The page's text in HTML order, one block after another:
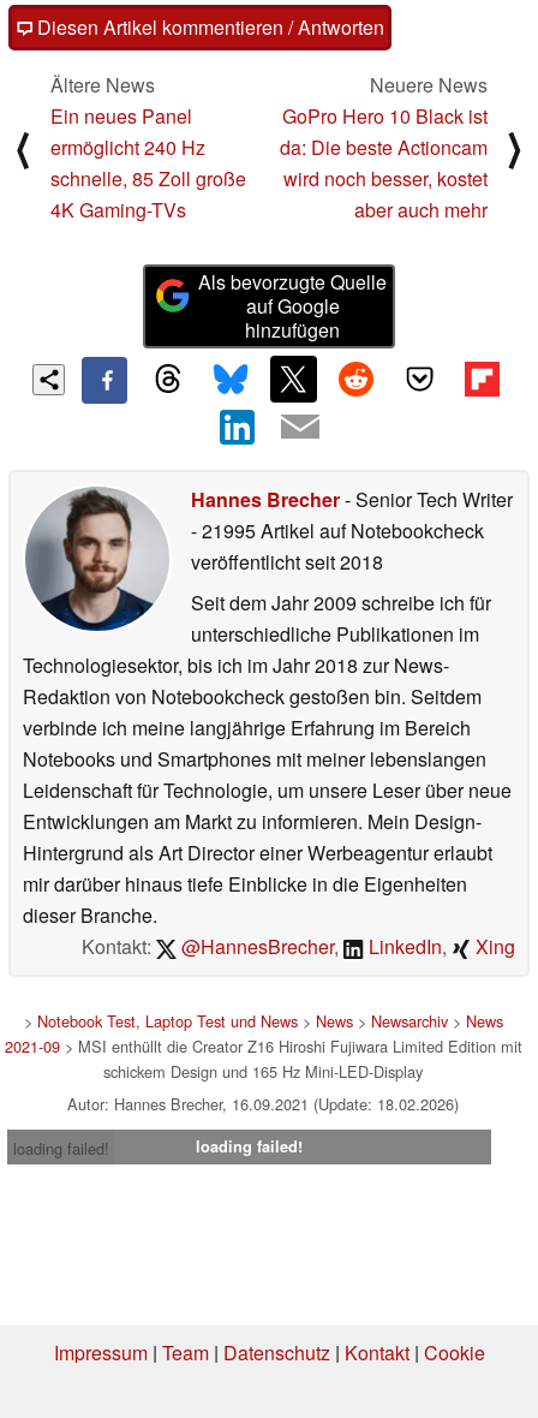
Diesen Artikel kommentieren / Antworten
⟨
Ältere News
Ein neues Panel
ermöglicht 240 Hz
schnelle, 85 Zoll große
4K Gaming-TVs
Neuere News
GoPro Hero 10 Black ist
da: Die beste Actioncam
wird noch besser, kostet
aber auch mehr
⟩
Als bevorzugte Quelle
auf Google
hinzufügen
Hannes Brecher- Senior Tech Writer
- 21995 Artikel auf Notebookcheck
veröffentlichtseit 2018
Seit dem Jahr 2009 schreibe ich für
unterschiedliche Publikationen im
Technologiesektor, bis ich im Jahr 2018 zur News-
Redaktion von Notebookcheck gestoßen bin. Seitdem
verbinde ich meine langjährige Erfahrung im Bereich
Notebooks und Smartphones mit meiner lebenslangen
Leidenschaft für Technologie, um unsere Leser über neue
Entwicklungen am Markt zu informieren. Mein Design-
Hintergrund als Art Director einer Werbeagentur erlaubt
mir darüber hinaus tiefe Einblicke in die Eigenheiten
dieser Branche.
Kontakt:
@HannesBrecher, LinkedIn, Xing
> Notebook Test, Laptop Test und News> News> Newsarchiv> News
2021-09> MSI enthüllt die Creator Z16 Hiroshi Fujiwara Limited Edition mit
schickem Design und 165 Hz Mini-LED-Display
Autor: Hannes Brecher, 16.09.2021 (Update: 18.02.2026)
loading failed!
loading failed!
Impressum| Team| Datenschutz| Kontakt| Cookie